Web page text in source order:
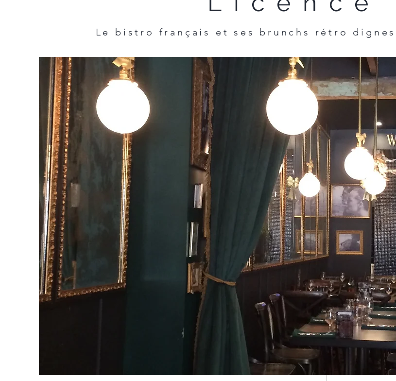
Le bistro français et ses brunchs rétro